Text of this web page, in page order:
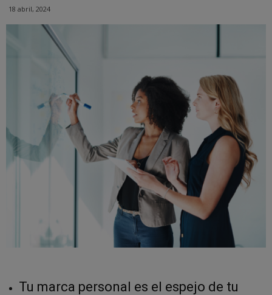
18 abril, 2024
Tu marca personal es el espejo de tu